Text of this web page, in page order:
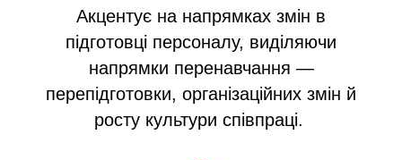
Акцентує на напрямках змін в
підготовці персоналу, виділяючи
напрямки перенавчання —
перепідготовки, організаційних змін й
росту культури співпраці.